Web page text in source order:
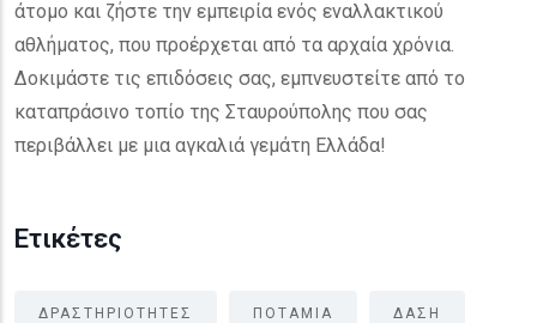
άτομο και ζήστε την εμπειρία ενός εναλλακτικού
αθλήματος, που προέρχεται από τα αρχαία χρόνια.
Δοκιμάστε τις επιδόσεις σας, εμπνευστείτε από το
καταπράσινο τοπίο της Σταυρούπολης που σας
περιβάλλει με μια αγκαλιά γεμάτη Ελλάδα!
Ετικέτες
ΔΡΑΣΤΗΡΙΟΤΗΤΕΣ ΠΟΤΑΜΙΑ ΔΑΣΗ